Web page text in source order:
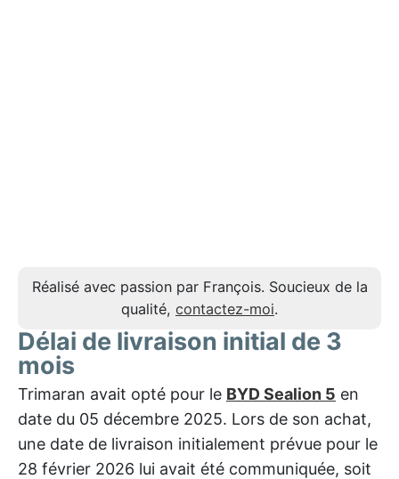
Réalisé avec passion par François. Soucieux de la
qualité, contactez-moi.
Délai de livraison initial de 3
mois
Trimaran avait opté pour le BYD Sealion 5 en
date du 05 décembre 2025. Lors de son achat,
une date de livraison initialement prévue pour le
28 février 2026 lui avait été communiquée, soit